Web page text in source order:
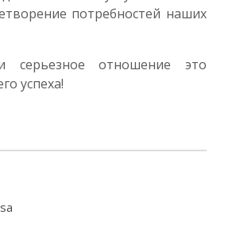
потребностей наших
отношение это
успеха!